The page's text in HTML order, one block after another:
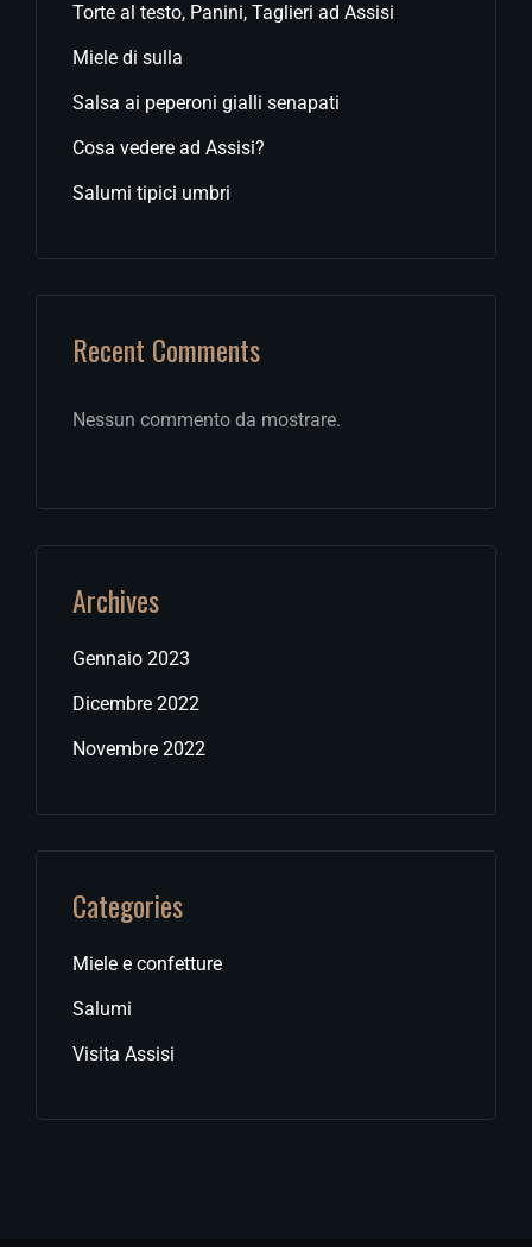
Torte al testo, Panini, Taglieri ad Assisi
Miele di sulla
Salsa ai peperoni gialli senapati
Cosa vedere ad Assisi?
Salumi tipici umbri
Recent Comments
Nessun commento da mostrare.
Archives
Gennaio 2023
Dicembre 2022
Novembre 2022
Categories
Miele e confetture
Salumi
Visita Assisi